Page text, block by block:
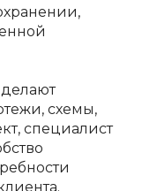
схемы,
специалист